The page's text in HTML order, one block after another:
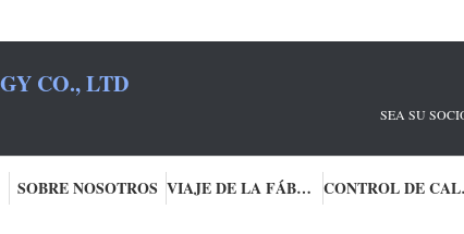
CO., LTD
SOCIO
SOBRE NOSOTROS VIAJE DE LA FÁBRICA